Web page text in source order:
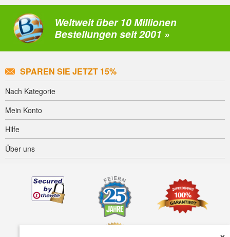
Weltweit über 10 Millionen
Bestellungen seit 2001 »
SPAREN SIE JETZT 15%
Nach Kategorie
Mein Konto
Hilfe
Über uns